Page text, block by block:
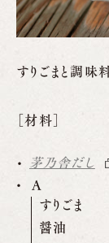
すりごまと調味
［材料］
茅乃舎だし
A
すりごま
醤油